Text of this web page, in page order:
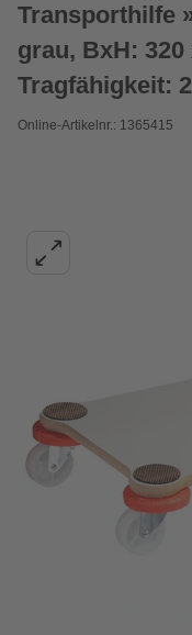
Transporthilfe
grau, BxH:
Tragfähigkeit:
Online-Artikelnr.: 1365415